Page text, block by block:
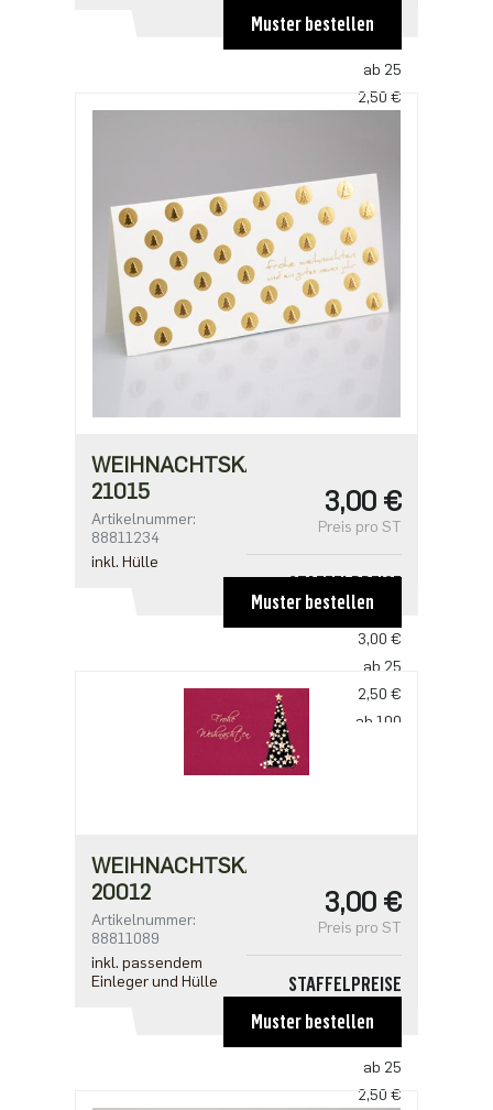
ab 25
2,50 €
ab 500
1,91 €
Muster bestellen
WEIHNACHTSKARTE
21015
Artikelnummer:
88811234
inkl. Hülle
3,00 €
Preis pro ST
STAFFELPREISE
ab 1
3,00 €
ab 25
2,50 €
ab 100
Muster bestellen
WEIHNACHTSKARTE
20012
Artikelnummer:
88811089
inkl. passendem
Einleger und Hülle
3,00 €
Preis pro ST
STAFFELPREISE
ab 25
2,50 €
Muster bestellen